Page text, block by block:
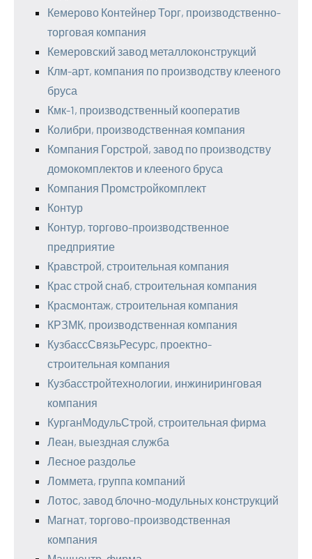
Кемерово Контейнер Торг, производственно-
торговая компания
Кемеровский завод металлоконструкций
Клм-арт, компания по производству клееного
бруса
Кмк-1, производственный кооператив
Колибри, производственная компания
Компания Горстрой, завод по производству
домокомплектов и клееного бруса
Компания Промстройкомплект
Контур
Контур, торгово-производственное
предприятие
Кравстрой, строительная компания
Крас строй снаб, строительная компания
Красмонтаж, строительная компания
КРЗМК, производственная компания
КузбассСвязьРесурс, проектно-
строительная компания
Кузбасстройтехнологии, инжиниринговая
компания
КурганМодульСтрой, строительная фирма
Леан, выездная служба
Лесное раздолье
Ломмета, группа компаний
Лотос, завод блочно-модульных конструкций
Магнат, торгово-производственная
компания